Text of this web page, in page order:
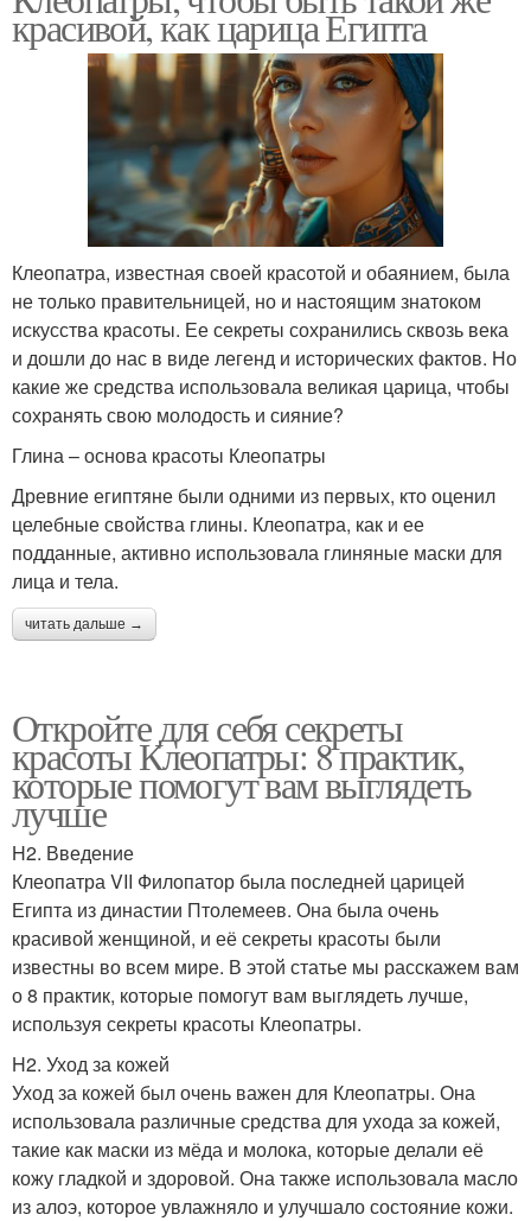
красивой, как царица Египта
Клеопатра, известная своей красотой и обаянием, была
не только правительницей, но и настоящим знатоком
искусства красоты. Ее секреты сохранились сквозь века
и дошли до нас в виде легенд и исторических фактов. Но
какие же средства использовала великая царица, чтобы
сохранять свою молодость и сияние?
Глина – основа красоты Клеопатры
Древние египтяне были одними из первых, кто оценил
целебные свойства глины. Клеопатра, как и ее
подданные, активно использовала глиняные маски для
лица и тела.
читать дальше →
Откройте для себя секреты
красоты Клеопатры: 8 практик,
которые помогут вам выглядеть
лучше
H2. Введение
Клеопатра VII Филопатор была последней царицей
Египта из династии Птолемеев. Она была очень
красивой женщиной, и её секреты красоты были
известны во всем мире. В этой статье мы расскажем вам
о 8 практик, которые помогут вам выглядеть лучше,
используя секреты красоты Клеопатры.
H2. Уход за кожей
Уход за кожей был очень важен для Клеопатры. Она
использовала различные средства для ухода за кожей,
такие как маски из мёда и молока, которые делали её
кожу гладкой и здоровой. Она также использовала масло
из алоэ, которое увлажняло и улучшало состояние кожи.